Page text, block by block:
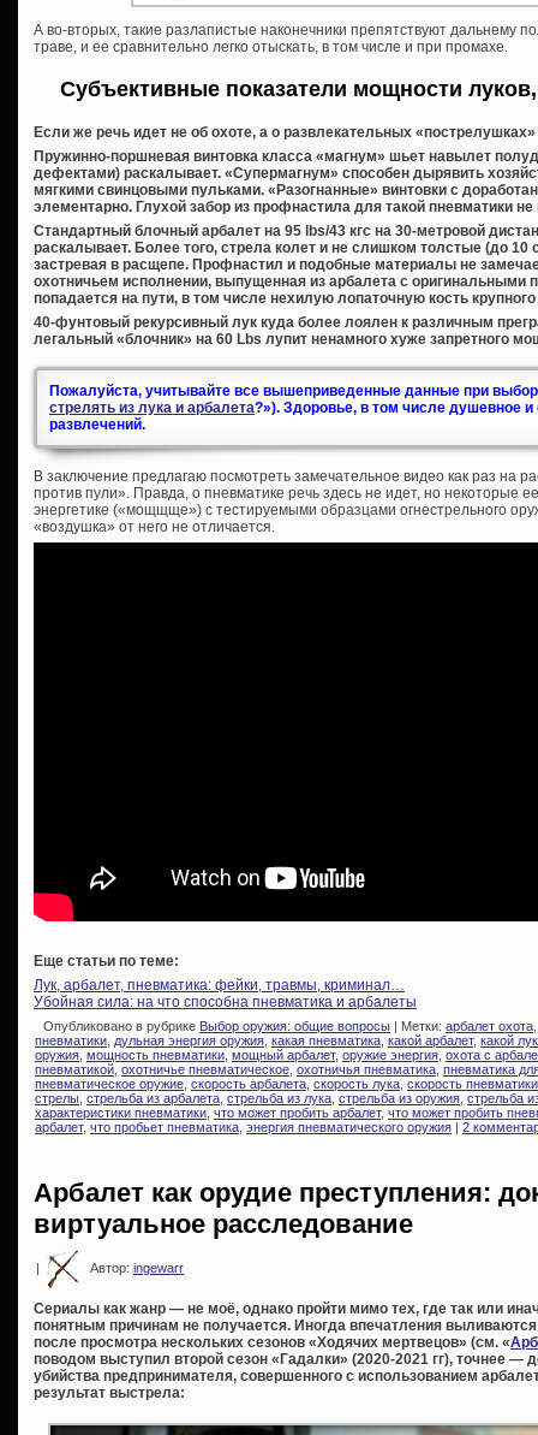
А во-вторых, такие разлапистые наконечники препятствуют дальнему
траве, и ее сравнительно легко отыскать, в том числе и при промахе.
Субъективные показатели мощности
Если же речь идет не об охоте, а о развлекательных
Пружинно-поршневая винтовка класса «магнум» шьет навылет
дефектами) раскалывает. «Супермагнум» способен дырявить
мягкими свинцовыми пульками. «Разогнанные» винтовки с
элементарно. Глухой забор из профнастила для такой пневматики
Стандартный блочный арбалет на 95 lbs/43 кгс на 30-метровой
раскалывает. Более того, стрела колет и не слишком толстые (до 10
застревая в расщепе. Профнастил и подобные материалы не
охотничьем исполнении, выпущенная из арбалета с оригинальными
попадается на пути, в том числе нехилую лопаточную кость крупного
40-фунтовый рекурсивный лук куда более лоялен к различным
легальный «блочник» на 60 Lbs лупит ненамного хуже запретного
Пожалуйста, учитывайте все вышеприведенные данные при
стрелять из лука и арбалета?»). Здоровье, в том числе душевное
развлечений.
В заключение предлагаю посмотреть замечательное видео как раз на
против пули». Правда, о пневматике речь здесь не идет, но некоторые
энергетике («мощщще») с тестируемыми образцами огнестрельного
«воздушка» от него не отличается.
Еще статьи по теме:
Лук, арбалет, пневматика: фейки, травмы, криминал…
Убойная сила: на что способна пневматика и арбалеты
Опубликовано в рубрике Выбор оружия: общие вопросы | Метки: арбалет охота
пневматики дульная энергия оружия какая пневматика какой арбалет, какой лук
оружия мощность пневматики мощный арбалет, оружие энергия охота с
пневматикой охотничье пневматическое охотничья пневматика пневматика
пневматическое оружие скорость арбалета скорость лука скорость пневматики
стрелы стрельба из арбалета стрельба из лука стрельба из оружия стрельба
характеристики пневматики что может пробить арбалет, что может пробить
арбалет, что пробьет пневматика энергия пневматического оружия | 2
Арбалет как орудие преступления:
виртуальное расследование
Автор: ingewarr
Сериалы как жанр — не моё, однако пройти мимо тех, где так или
понятным причинам не получается. Иногда впечатления
после просмотра нескольких сезонов «Ходячих мертвецов» (см. «
поводом выступил второй сезон «Гадалки» (2020-2021 гг), точнее —
убийства предпринимателя, совершенного с использованием
результат выстрела: